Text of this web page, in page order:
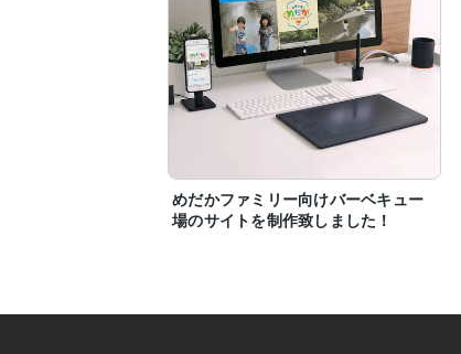
めだかファミリー向けバーベキュー
場のサイトを制作致しました！